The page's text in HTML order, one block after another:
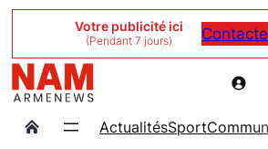
contenu
Votre publicité ici
(Pendant 7 jours)
ActualitésSport